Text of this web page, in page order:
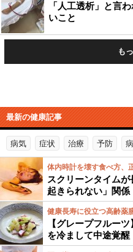
「人工透析」と言
いこと
も
最新の健康記事
病気 症状 治療 予防
体内時計を壊す食べ方、
スクリーンタイム
起きられない」関係
健康長寿に役立つ高齢薬
【グレープフルー
を冷まして中途覚醒